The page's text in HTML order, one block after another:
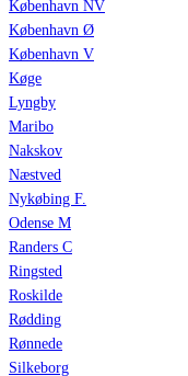
København NV
København Ø
København V
Køge
Lyngby
Maribo
Nakskov
Næstved
Nykøbing F.
Odense M
Randers C
Ringsted
Roskilde
Rødding
Rønnede
Silkeborg